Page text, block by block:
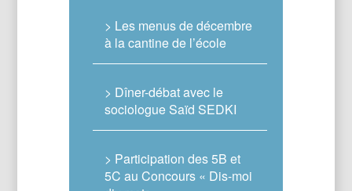
> Les menus de décembre
à la cantine de l’école
> Dîner-débat avec le
sociologue Saïd SEDKI
> Participation des 5B et
5C au Concours « Dis-moi